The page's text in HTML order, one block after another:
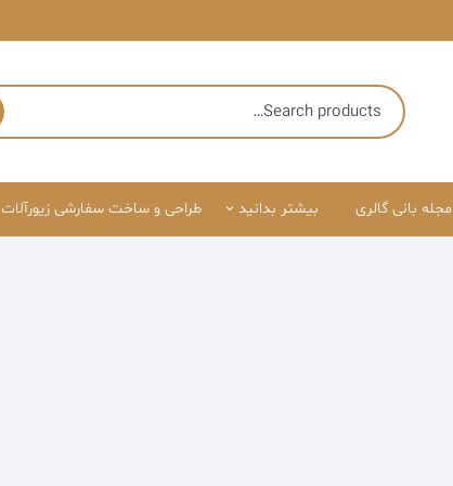
مجله بانی گالری بیشتر بدانید طراحی و ساخت سفارشی زیورآلات